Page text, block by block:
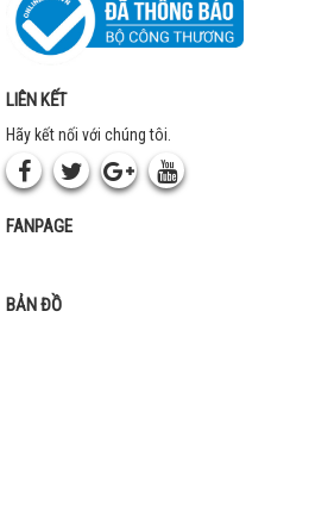
LIÊN KẾT
Hãy kết nối với chúng tôi.
FANPAGE
BẢN ĐỒ